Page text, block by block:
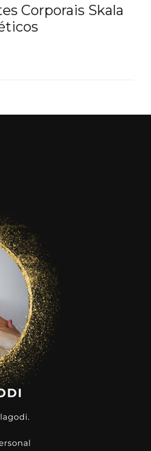
Corporais Skala